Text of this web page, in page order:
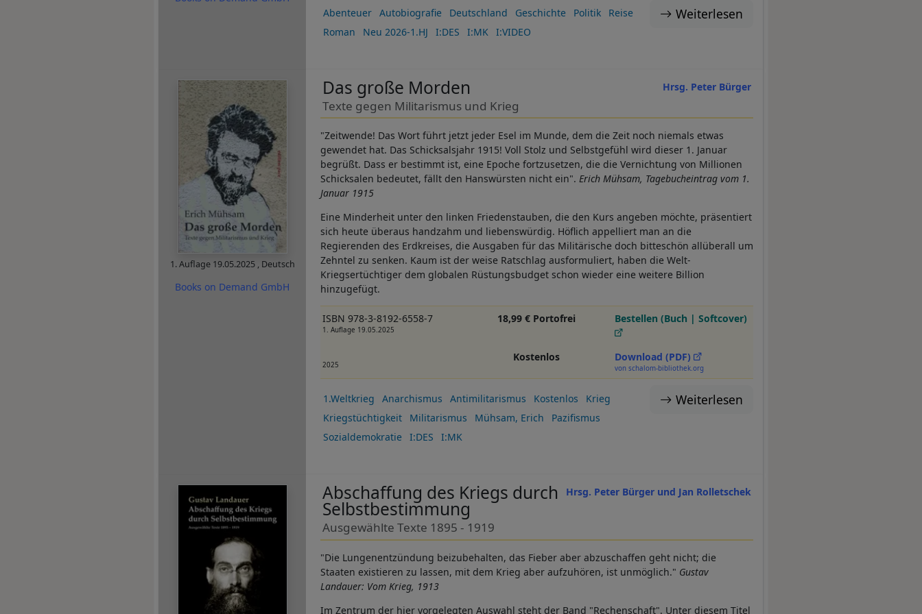
Weiterlesen
Abenteuer Autobiografie Deutschland Geschichte Politik
Reise
Roman
Neu 2026-1.HJ I:DES I:MK I:VIDEO
1. Auflage 19.05.2025 , Deutsch
Books on Demand GmbH
Hrsg. Peter Bürger
Das große Morden
Texte gegen Militarismus und Krieg
"Zeitwende! Das Wort führt jetzt jeder Esel im Munde, dem die Zeit noch niemals etwas
gewendet hat. Das Schicksalsjahr 1915! Voll Stolz und Selbstgefühl wird dieser 1. Januar
begrüßt. Dass er bestimmt ist, eine Epoche fortzusetzen, die die Vernichtung von Millionen
Schicksalen bedeutet, fällt den Hanswürsten nicht ein". Erich Mühsam, Tagebucheintrag vom 1.
Januar 1915
Eine Minderheit unter den linken Friedenstauben, die den Kurs angeben möchte, präsentiert
sich heute überaus handzahm und liebenswürdig. Höflich appelliert man an die
Regierenden des Erdkreises, die Ausgaben für das Militärische doch bitteschön allüberall um
Zehntel zu senken. Kaum ist der weise Ratschlag ausformuliert, haben die Welt-
Kriegsertüchtiger dem globalen Rüstungsbudget schon wieder eine weitere Billion
hinzugefügt.
ISBN 978-3-8192-6558-7
1. Auflage 19.05.2025
18,99 € Portofrei Bestellen (Buch | Softcover)
2025
Kostenlos Download (PDF)
von schalom-bibliothek.org
Weiterlesen
1.Weltkrieg Anarchismus Antimilitarismus Kostenlos
Krieg
Kriegstüchtigkeit
Militarismus Mühsam, Erich
Pazifismus
Sozialdemokratie
I:DES I:MK
Hrsg. Peter Bürger und Jan Rolletschek
Abschaffung des Kriegs durch
Selbstbestimmung
Ausgewählte Texte 1895 - 1919
"Die Lungenentzündung beizubehalten, das Fieber aber abzuschaffen geht nicht; die
Staaten existieren zu lassen, mit dem Krieg aber aufzuhören, ist unmöglich." Gustav
Landauer: Vom Krieg, 1913
Im Zentrum der hier vorgelegten Auswahl steht der Band "Rechenschaft". Unter diesem Titel